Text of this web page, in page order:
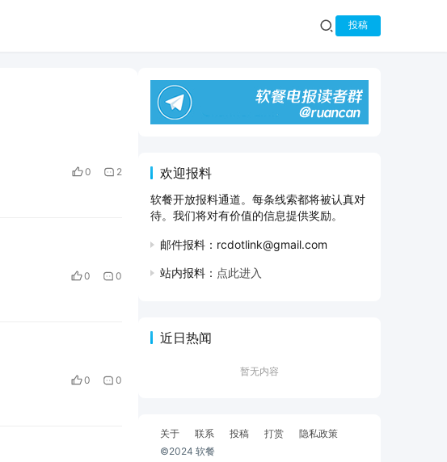
投稿
0 2
0 0
0 0
欢迎报料
软餐开放报料通道。每条线索都将被认真对
待。我们将对有价值的信息提供奖励。
邮件报料：rcdotlink@gmail.com
站内报料： 点此进入
近日热闻
暂无内容
关于 联系 投稿 打赏
隐私政策
©2024 软餐